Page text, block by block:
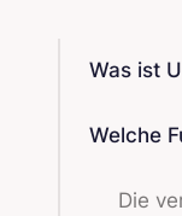
Was ist
Welche
Die